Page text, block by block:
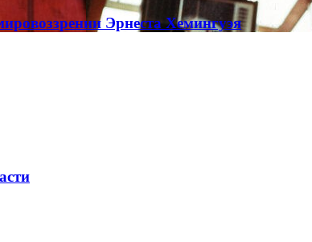
Эрнеста Хемингуэя